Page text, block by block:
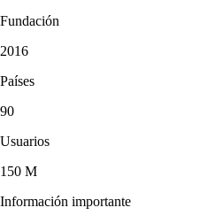
Fundación
2016
Países
90
Usuarios
150 M
Información importante